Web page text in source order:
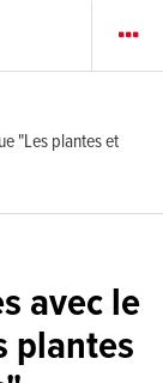
"Les plantes et
avec le
plantes